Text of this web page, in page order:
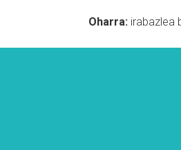
Oharra: irabazlea